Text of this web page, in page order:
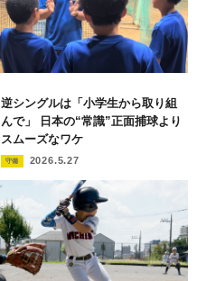
逆シングルは「小学生から取り組
んで」 日本の“常識”正面捕球より
スムーズなワケ
守備 2026.5.27